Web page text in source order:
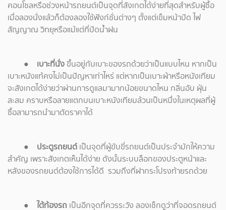
คอนโซลหรือช่วงหน้ารถยนต์เป็นจุดที่สังเกตได้ง่ายที่สุดสำหรับผู้ซื้อ
เมื่อลองนั่งแล้วก็ต้องลองใช้ฟังก์ชั่นต่างๆ ตั้งแต่เข็มหน้าปัด ไฟ
สัญญาณ วิทยุหรือแม้แต่ที่ปัดน้ำฝน
● เบาะที่นั่ง ขึ้นอยู่กับเบาะของรถด้วยว่าเป็นแบบไหน หากเป็น
เบาะหนังแท้คงไม่เป็นปัญหาเท่าไหร่ แต่หากเป็นเบาะผ้าหรือหนังเทียม
จะสังเกตได้ง่ายว่าผ่านการดูแลมามากน้อยขนาดไหน กลิ่นอับ ฝุ่น
สะสม คราบหรือลายแตกบนเบาะหนังเทียมล้วนเป็นหนึ่งในเหตุผลที่ผู้
ซื้อสามารถนำมาตัดราคาได้
● ประตูรถยนต์ เป็นจุดที่ผู้ขับขี่รถยนต์เป็นประจำมักให้ความ
สำคัญ เพราะสังเกตเห็นได้ง่าย ดังนั้นระบบล็อกของประตูหน้าและ
หลังของรถยนต์ต้องใช้การได้ดี รวมถึงที่ฝากระโปรงท้ายรถด้วย
● ใต้ท้องรถ เป็นอีกจุดที่ควรระวัง ลองเช็กดูว่าที่จอดรถยนต์